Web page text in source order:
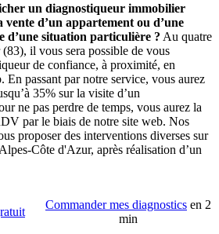
un diagnostiqueur immobilier
d’un appartement ou d’une
d’une situation particulière ? Au quatre
il vous sera possible de vous
de confiance, à proximité, en
En passant par notre service, vous aurez
35% sur la visite d’un
ne pas perdre de temps, vous aurez la
par le biais de notre site web. Nos
proposer des interventions diverses sur
Côte d'Azur, après réalisation d’un
Commander mes diagnostics en 2
min